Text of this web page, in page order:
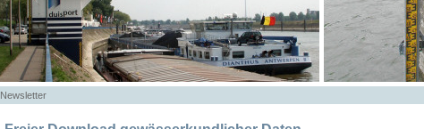
Newsletter